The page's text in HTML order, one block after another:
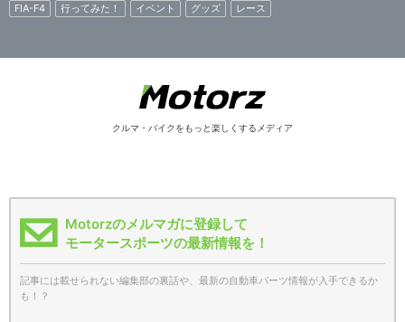
FIA-F4
行ってみた！ イベント グッズ レース
クルマ・バイクをもっと楽しくするメディア
Motorzのメルマガに登録して
モータースポーツの最新情報を！
記事には載せられない編集部の裏話や、最新の自動車パーツ情報が入手できるか
も！？